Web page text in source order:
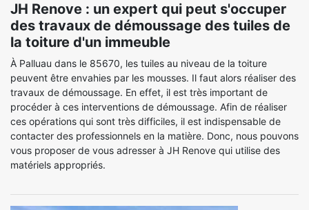
JH Renove : un expert qui peut s'occuper
des travaux de démoussage des tuiles de
la toiture d'un immeuble
À Palluau dans le 85670, les tuiles au niveau de la toiture
peuvent être envahies par les mousses. Il faut alors réaliser des
travaux de démoussage. En effet, il est très important de
procéder à ces interventions de démoussage. Afin de réaliser
ces opérations qui sont très difficiles, il est indispensable de
contacter des professionnels en la matière. Donc, nous pouvons
vous proposer de vous adresser à JH Renove qui utilise des
matériels appropriés.